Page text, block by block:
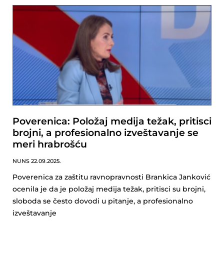
Poverenica: Položaj medija težak, pritisci
brojni, a profesionalno izveštavanje se
meri hrabrošću
NUNS 22.09.2025.
Poverenica za zaštitu ravnopravnosti Brankica Janković
ocenila je da je položaj medija težak, pritisci su brojni,
sloboda se često dovodi u pitanje, a profesionalno
izveštavanje